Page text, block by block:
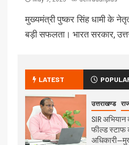
मुख्यमंत्री पुष्कर सिंह धामी के
बड़ी सफलता। भारत सरकार,
LATEST
उत्तराखण्ड
SIR अभियान
फील्ड स्टाफ